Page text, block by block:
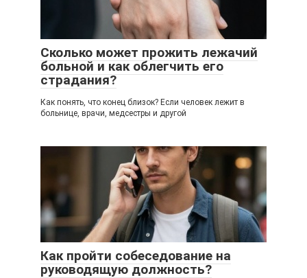
Сколько может прожить лежачий
больной и как облегчить его
страдания?
Как понять, что конец близок? Если человек лежит в
больнице, врачи, медсестры и другой
Как пройти собеседование на
руководящую должность?